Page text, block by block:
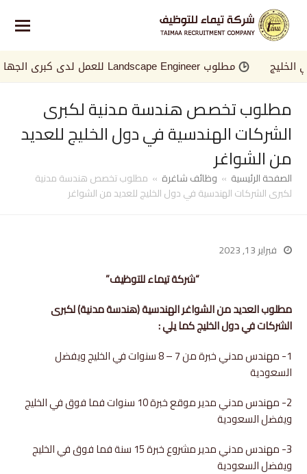
مطلوب Landscape Engineer للعمل لدى كبرى الجهات في الخليج
مطلوب تخصص هندسة مدنية لكبرى
الشركات الهندسية في دول الخليج للعديد
من الشواغر
الصفحة الرئيسية » وظائف شاغرة » مطلوب تخصص هندسة مدنية
لكبرى الشركات الهندسية في دول الخليج للعديد من الشواغر
فبراير 13, 2023
“شركة تيماء للتوظيف”
مطلوب العديد من الشواغر الهندسية (هندسة مدنية)لكبرى
الشركات في دول الخليج كما يلي:
1- مهندس مدني خبرة من 7 – 8 سنوات في الخليج ويفضل
السعودية
2- مهندس مدني مدير موقع خبرة 10 سنوات فما فوق في الخليج
ويفضل السعودية
3- مهندس مدني مدير مشروع خبرة 15 سنة فما فوق في الخليج
ويفضل السعودية